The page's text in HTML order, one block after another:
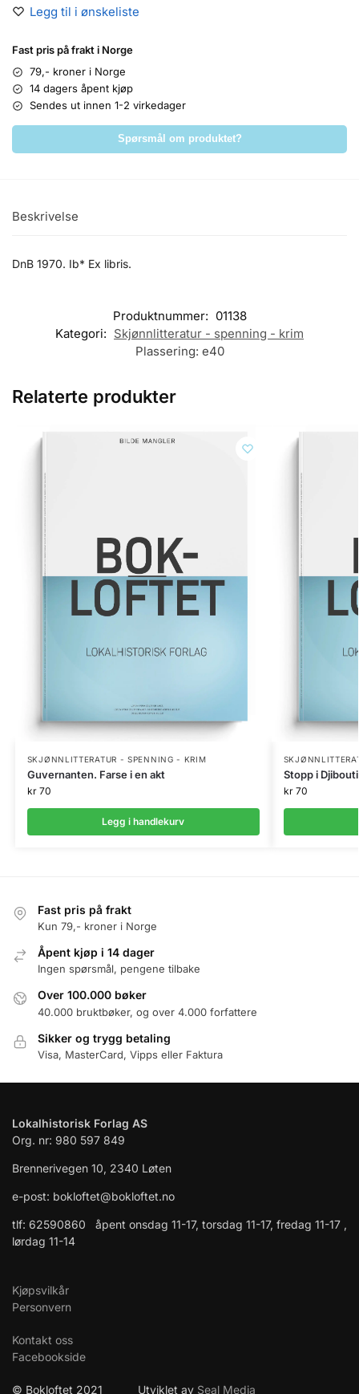
Legg til i ønskeliste
Fast pris på frakt i Norge
79,- kroner i Norge
14 dagers åpent kjøp
Sendes ut innen 1-2 virkedager
Spørsmål om produktet?
Beskrivelse
DnB 1970. Ib* Ex libris.
Produktnummer: 01138
Kategori: Skjønnlitteratur - spenning - krim
Plassering: e40
Relaterte produkter
SKJØNNLITTERATUR - SPENNING - KRIM
Guvernanten. Farse i en akt
kr70
Legg i handlekurv
Stopp i
kr70
Fast pris på frakt
Kun 79,- kroner i Norge
Åpent kjøp i 14 dager
Ingen spørsmål, pengene tilbake
Over 100.000 bøker
40.000 bruktbøker, og over 4.000 forfattere
Sikker og trygg betaling
Visa, MasterCard, Vipps eller Faktura
Lokalhistorisk Forlag AS
Org. nr: 980 597 849
Brennerivegen 10, 2340 Løten
e-post: bokloftet@bokloftet.no
tlf: 62590860 åpent onsdag 11-17, torsdag 11-17, fredag 11-17 ,
lørdag 11-14
Kjøpsvilkår
Personvern
Kontakt oss
Facebookside
© Bokloftet 2021 Utviklet av Seal Media